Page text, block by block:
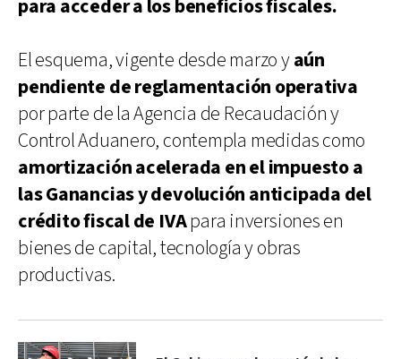
para acceder a los beneficios fiscales.
El esquema, vigente desde marzo yaún
pendiente de reglamentación operativa
por parte de la Agencia de Recaudación y
Control Aduanero, contempla medidas como
amortización acelerada en el impuesto a
las Ganancias y devolución anticipada del
crédito fiscal de IVApara inversiones en
bienes de capital, tecnología y obras
productivas.